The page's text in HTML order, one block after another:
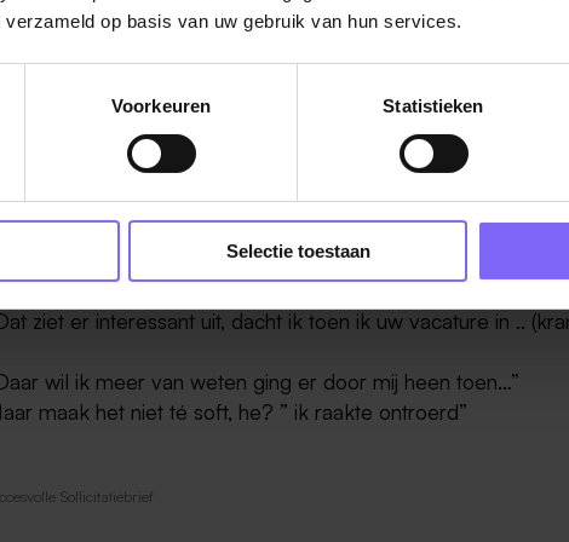
op basis van uw gebruik van hun services.
Voorkeuren Statistieken
Selectie toestaan
vraag:
automerken kent? ”
wat je dacht of voelde toen je de vacature zag.
ziet er interessant uit, dacht ik toen ik uw vacature in ..
wil ik meer van weten ging er door mij heen toen…”
maak het niet té soft, he? ” ik raakte ontroerd”
Sollicitatiebrief